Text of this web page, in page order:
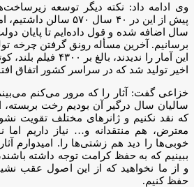
وی ادامه داد: نکته دیگر توسعه
سال اضافه شده و قول داده‌ایم تا پایان
برسانیم. آخرین مسأله رونق گرفتن چرخه
این آمار را ندیدند،
اخیر تولید شد که در سراسر کشور اتفاق
خزاعی گفت: آثار را که مرور می‌کنم
سالیان سال درگیر آن بودیم رخت بربسته،
که نقد نکنیم و ژانرهای مختلف تقویت
معترض، هم منتقدانه و… نیاز داریم
خوبی‌ها را دید هم زشتی‌ها را. امیدوارم
ببینیم که به حفظ کرامت توجه داشته
و از ما نخواهید که از این اصول عقب
حفظ کنیم.